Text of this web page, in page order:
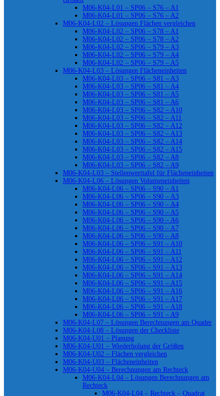
M06-K04-L01 – SP06 – S76 – A1
M06-K04-L01 – SP06 – S76 – A2
M06-K04-L02 – Lösungen Flächen vergleichen
M06-K04-L02 – SP06 – S78 – A1
M06-K04-L02 – SP06 – S78 – A2
M06-K04-L02 – SP06 – S79 – A3
M06-K04-L02 – SP06 – S79 – A4
M06-K04-L02 – SP06 – S79 – A5
M06-K04-L03 – Lösungen Flächeneinheiten
M06-K04-L03 – SP06 – S81 – A3
M06-K04-L03 – SP06 – S81 – A4
M06-K04-L03 – SP06 – S81 – A5
M06-K04-L03 – SP06 – S81 – A6
M06-K04-L03 – SP06 – S82 – A10
M06-K04-L03 – SP06 – S82 – A11
M06-K04-L03 – SP06 – S82 – A12
M06-K04-L03 – SP06 – S82 – A13
M06-K04-L03 – SP06 – S82 – A14
M06-K04-L03 – SP06 – S82 – A15
M06-K04-L03 – SP06 – S82 – A8
M06-K04-L03 – SP06 – S82 – A9
M06-K04-L03 – Stellenwerttafel für Flächeneinheiten
M06-K04-L06 – Lösungen Volumeneinheiten
M06-K04-L06 – SP06 – S90 – A1
M06-K04-L06 – SP06 – S90 – A3
M06-K04-L06 – SP06 – S90 – A4
M06-K04-L06 – SP06 – S90 – A5
M06-K04-L06 – SP06 – S90 – A6
M06-K04-L06 – SP06 – S90 – A7
M06-K04-L06 – SP06 – S90 – A8
M06-K04-L06 – SP06 – S91 – A10
M06-K04-L06 – SP06 – S91 – A11
M06-K04-L06 – SP06 – S91 – A12
M06-K04-L06 – SP06 – S91 – A13
M06-K04-L06 – SP06 – S91 – A14
M06-K04-L06 – SP06 – S91 – A15
M06-K04-L06 – SP06 – S91 – A16
M06-K04-L06 – SP06 – S91 – A17
M06-K04-L06 – SP06 – S91 – A18
M06-K04-L06 – SP06 – S91 – A9
M06-K04-L07 – Lösungen Berechnungen am Quader
M06-K04-L08 – Lösungen der Checkliste
M06-K04-U01 – Planung
M06-K04-U01 – Wiederholung der Größen
M06-K04-U02 – Flächen vergleichen
M06-K04-U03 – Flächeneinheiten
M06-K04-U04 – Berechnungen am Rechteck
M06-K04-L04 – Lösungen Berechnungen am
Rechteck
M06-K04-L04 – Rechteck – Quadrat